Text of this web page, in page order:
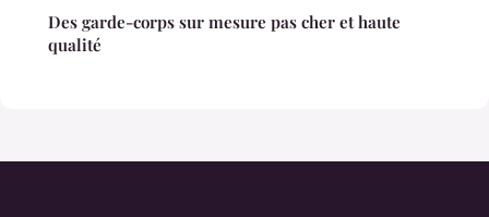
Des garde-corps sur mesure pas cher et haute
qualité